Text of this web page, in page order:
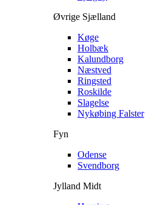
Øvrige Sjælland
Køge
Holbæk
Kalundborg
Næstved
Ringsted
Roskilde
Slagelse
Nykøbing Falster
Fyn
Odense
Svendborg
Jylland Midt